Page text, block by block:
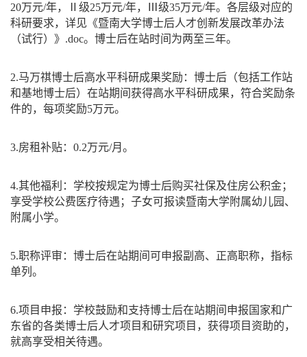
20万元/年，Ⅱ级25万元/年，Ⅲ级35万元/年。各层级对应的
科研要求，详见《暨南大学博士后人才创新发展改革办法
（试行）》 .doc。博士后在站时间为两至三年。
2.马万祺博士后高水平科研成果奖励：博士后（包括工作站
和基地博士后）在站期间获得高水平科研成果，符合奖励条
件的，每项奖励5万元。
3.房租补贴： 0.2万元/月。
4.其他福利：学校按规定为博士后购买社保及住房公积金；
享受学校公费医疗待遇；子女可报读暨南大学附属幼儿园、
附属小学。
5.职称评审：博士后在站期间可申报副高、正高职称，指标
单列。
6.项目申报：学校鼓励和支持博士后在站期间申报国家和广
东省的各类博士后人才项目和研究项目，获得项目资助的，
就高享受相关待遇。